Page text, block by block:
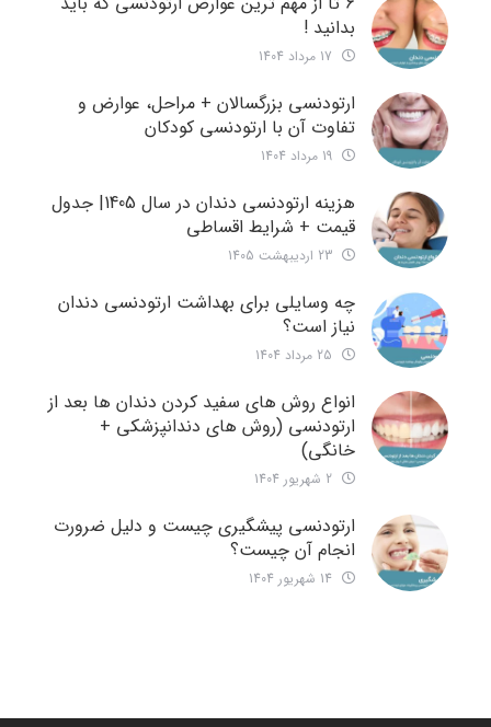
بدانید !
ارتودنسی بزرگسالان + مراحل، عوارض و
تفاوت آن با ارتودنسی کودکان
هزینه ارتودنسی دندان در سال 1405| جدول
قیمت + شرایط اقساطی
چه وسایلی برای بهداشت ارتودنسی دندان
نیاز است؟
انواع روش های سفید کردن دندان ها بعد از
ارتودنسی (روش های دندانپزشکی +
خانگی)
ارتودنسی پیشگیری چیست و دلیل ضرورت
انجام آن چیست؟